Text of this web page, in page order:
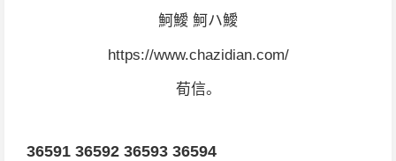
魺鱫 魺ハ鱫
https://www.chazidian.com/
荀信。
36591 36592 36593 36594